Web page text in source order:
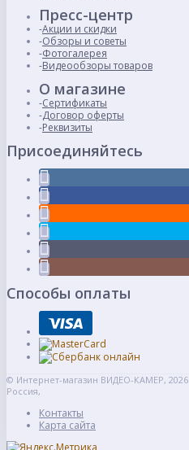
Пресс-центр
Акции и скидки
Обзоры и советы
Фотогалерея
Видеообзоры товаров
О магазине
Сертификаты
Договор оферты
Реквизиты
Присоединяйтесь
Способы оплаты
© Интернет-магазин ВИДЕО-КАМЕР, 2026
Россия,
Контакты
Карта сайта